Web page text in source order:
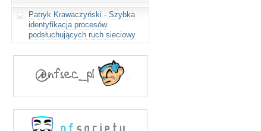
Patryk Krawaczyński - Szybka
identyfikacja procesów
podsłuchujących ruch sieciowy